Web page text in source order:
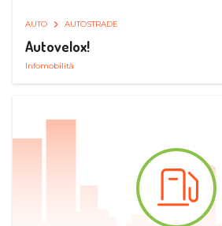
AUTO AUTOSTRADE
Autovelox!
Infomobilità